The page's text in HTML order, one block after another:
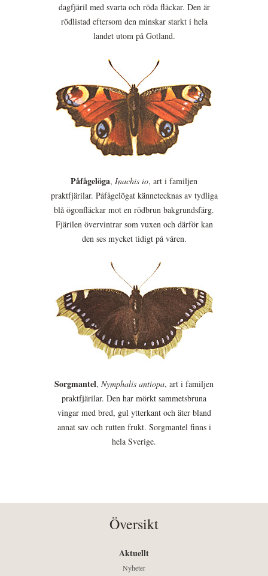
dagfjäril med svarta och röda fläckar. Den är
rödlistad eftersom den minskar starkt i hela
landet utom på Gotland.
Påfågelöga, Inachis io, art i familjen
praktfjärilar. Påfågelögat kännetecknas av tydliga
blå ögonfläckar mot en rödbrun bakgrundsfärg.
Fjärilen övervintrar som vuxen och därför kan
den ses mycket tidigt på våren.
Sorgmantel, Nymphalis antiopa, art i familjen
praktfjärilar. Den har mörkt sammetsbruna
vingar med bred, gul ytterkant och äter bland
annat sav och rutten frukt. Sorgmantel finns i
hela Sverige.
Översikt
Aktuellt
Nyheter